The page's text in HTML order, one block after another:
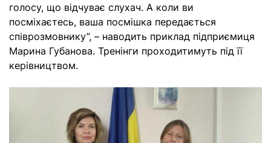
голосу, що відчуває слухач. А коли ви
посміхаєтесь, ваша посмішка передається
співрозмовнику”, – наводить приклад підприємиця
Марина Губанова. Тренінги проходитимуть під її
керівництвом.